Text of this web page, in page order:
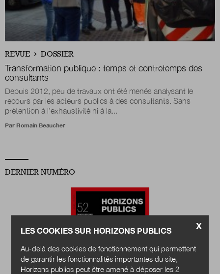
REVUE DOSSIER
Transformation publique : temps et contretemps des
consultants
Depuis 2012, peu de travaux ont été menés analysant le
recours par les acteurs publics à des consultants. Sans
prétention à l’exhaustivité ni à la...
Par Romain Beaucher
DERNIER NUMÉRO
X
LES COOKIES SUR HORIZONS PUBLICS
Au-delà des cookies de fonctionnement qui permettent
de garantir les fonctionnalités importantes du site,
Horizons publics peut être amené à déposer les 2